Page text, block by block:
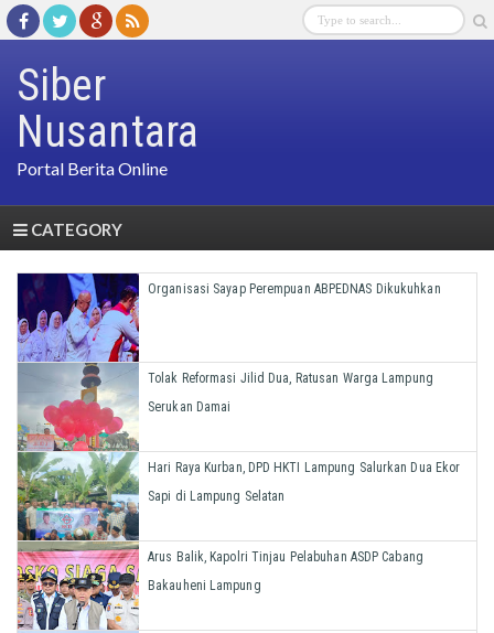
Siber
Nusantara
Portal Berita Online
CATEGORY
Organisasi Sayap Perempuan ABPEDNAS Dikukuhkan
Tolak Reformasi Jilid Dua, Ratusan Warga Lampung
Serukan Damai
Hari Raya Kurban, DPD HKTI Lampung Salurkan Dua Ekor
Sapi di Lampung Selatan
Arus Balik, Kapolri Tinjau Pelabuhan ASDP Cabang
Bakauheni Lampung